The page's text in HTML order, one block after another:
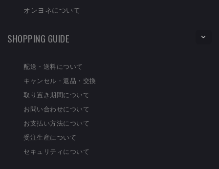
オンヨネについて
SHOPPING GUIDE
配送・送料について
キャンセル・返品・交換
取り置き期間について
お問い合わせについて
お支払い方法について
受注生産について
セキュリティについて